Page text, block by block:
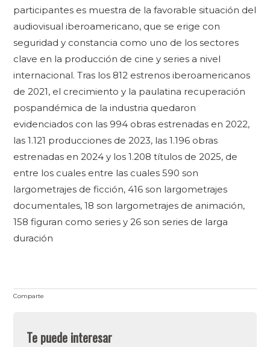
participantes es muestra de la favorable situación del
audiovisual iberoamericano, que se erige con
seguridad y constancia como uno de los sectores
clave en la producción de cine y series a nivel
internacional. Tras los 812 estrenos iberoamericanos
de 2021, el crecimiento y la paulatina recuperación
pospandémica de la industria quedaron
evidenciados con las 994 obras estrenadas en 2022,
las 1.121 producciones de 2023, las 1.196 obras
estrenadas en 2024 y los 1.208 títulos de 2025, de
entre los cuales entre las cuales 590 son
largometrajes de ficción, 416 son largometrajes
documentales, 18 son largometrajes de animación,
158 figuran como series y 26 son series de larga
duración
Comparte
Te puede interesar